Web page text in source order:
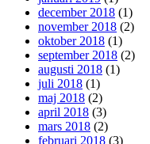
december 2018 (1)
november 2018 (2)
oktober 2018 (1)
september 2018 (2)
augusti 2018 (1)
juli 2018 (1)
maj 2018 (2)
april 2018 (3)
mars 2018 (2)
februari 2018 (3)